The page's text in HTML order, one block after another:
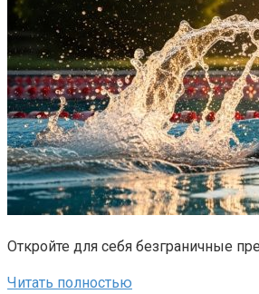
Откройте для себя безграничные
Читать полностью